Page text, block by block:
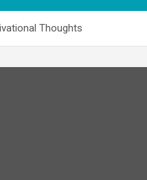
Thoughts